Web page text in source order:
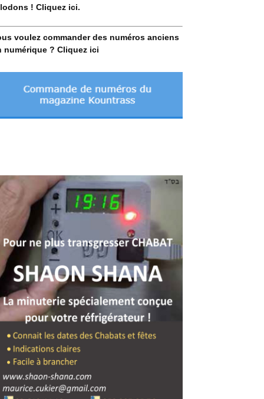
! Cliquez ici.
voulez commander des numéros anciens
numérique ? Cliquez ici